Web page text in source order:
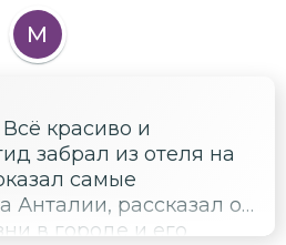
М
красиво и
забрал из отеля на
самые
Анталии, рассказал о
в городе и его